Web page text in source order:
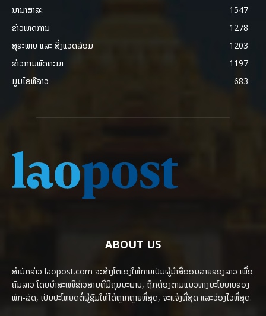
ນານາສາລະ
1547
ຂ່າວເຫດການ
1278
ສຸຂະພາບ ແລະ ສີ່ງແວດລ້ອມ
1203
ຂ່າວການພັດທະນາ
1197
ມູມໄອທີລາວ
683
ABOUT US
ສຳນັກຂ່າວ laopost.com ຈະສ້າງໂຕເອງໃຫ້ກາຍເປັນຜູ້ນຳສື່ອອນລາຍຂອງລາວ ເພື່ອ
ຄົນລາວ ໂດຍນຳສະເໜີຂ່າວສານທີ່ມີຄຸນນະພາບ, ຖືກຕ້ອງຕາມແນວທາງນະໂຍບາຍຂອງ
ພັກ-ລັດ, ເປັນປະໂຫຍດຕໍ່ຜູ້ຊົມໃຫ້ໄດ້ຫຼາກຫຼາຍທີ່ສຸດ, ຈະແຈ້ງທີ່ສຸດ ແລະວ່ອງໄວທີ່ສຸດ.